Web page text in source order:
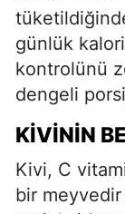
günlük
kontrolünü
dengeli
KIVININ
Kivi, C
bir meyvedir